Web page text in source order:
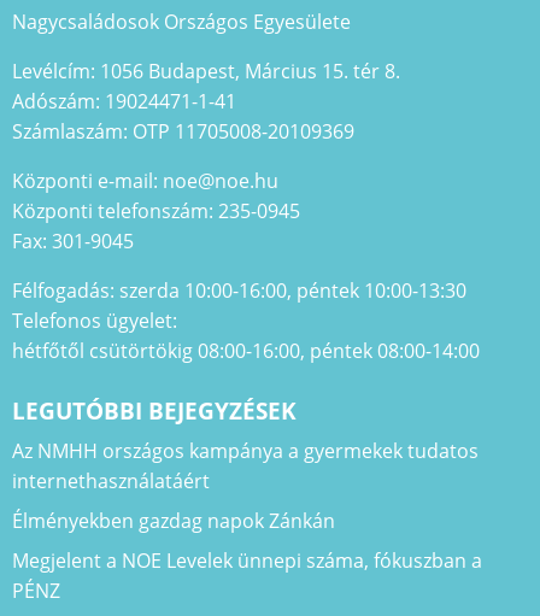
Nagycsaládosok Országos Egyesülete
Levélcím: 1056 Budapest, Március 15. tér 8.
Adószám: 19024471-1-41
Számlaszám: OTP 11705008-20109369
Központi e-mail: noe@noe.hu
Központi telefonszám: 235-0945
Fax: 301-9045
Félfogadás: szerda 10:00-16:00, péntek 10:00-13:30
Telefonos ügyelet:
hétfőtől csütörtökig 08:00-16:00, péntek 08:00-14:00
LEGUTÓBBI BEJEGYZÉSEK
Az NMHH országos kampánya a gyermekek tudatos
internethasználatáért
Élményekben gazdag napok Zánkán
Megjelent a NOE Levelek ünnepi száma, fókuszban a
PÉNZ